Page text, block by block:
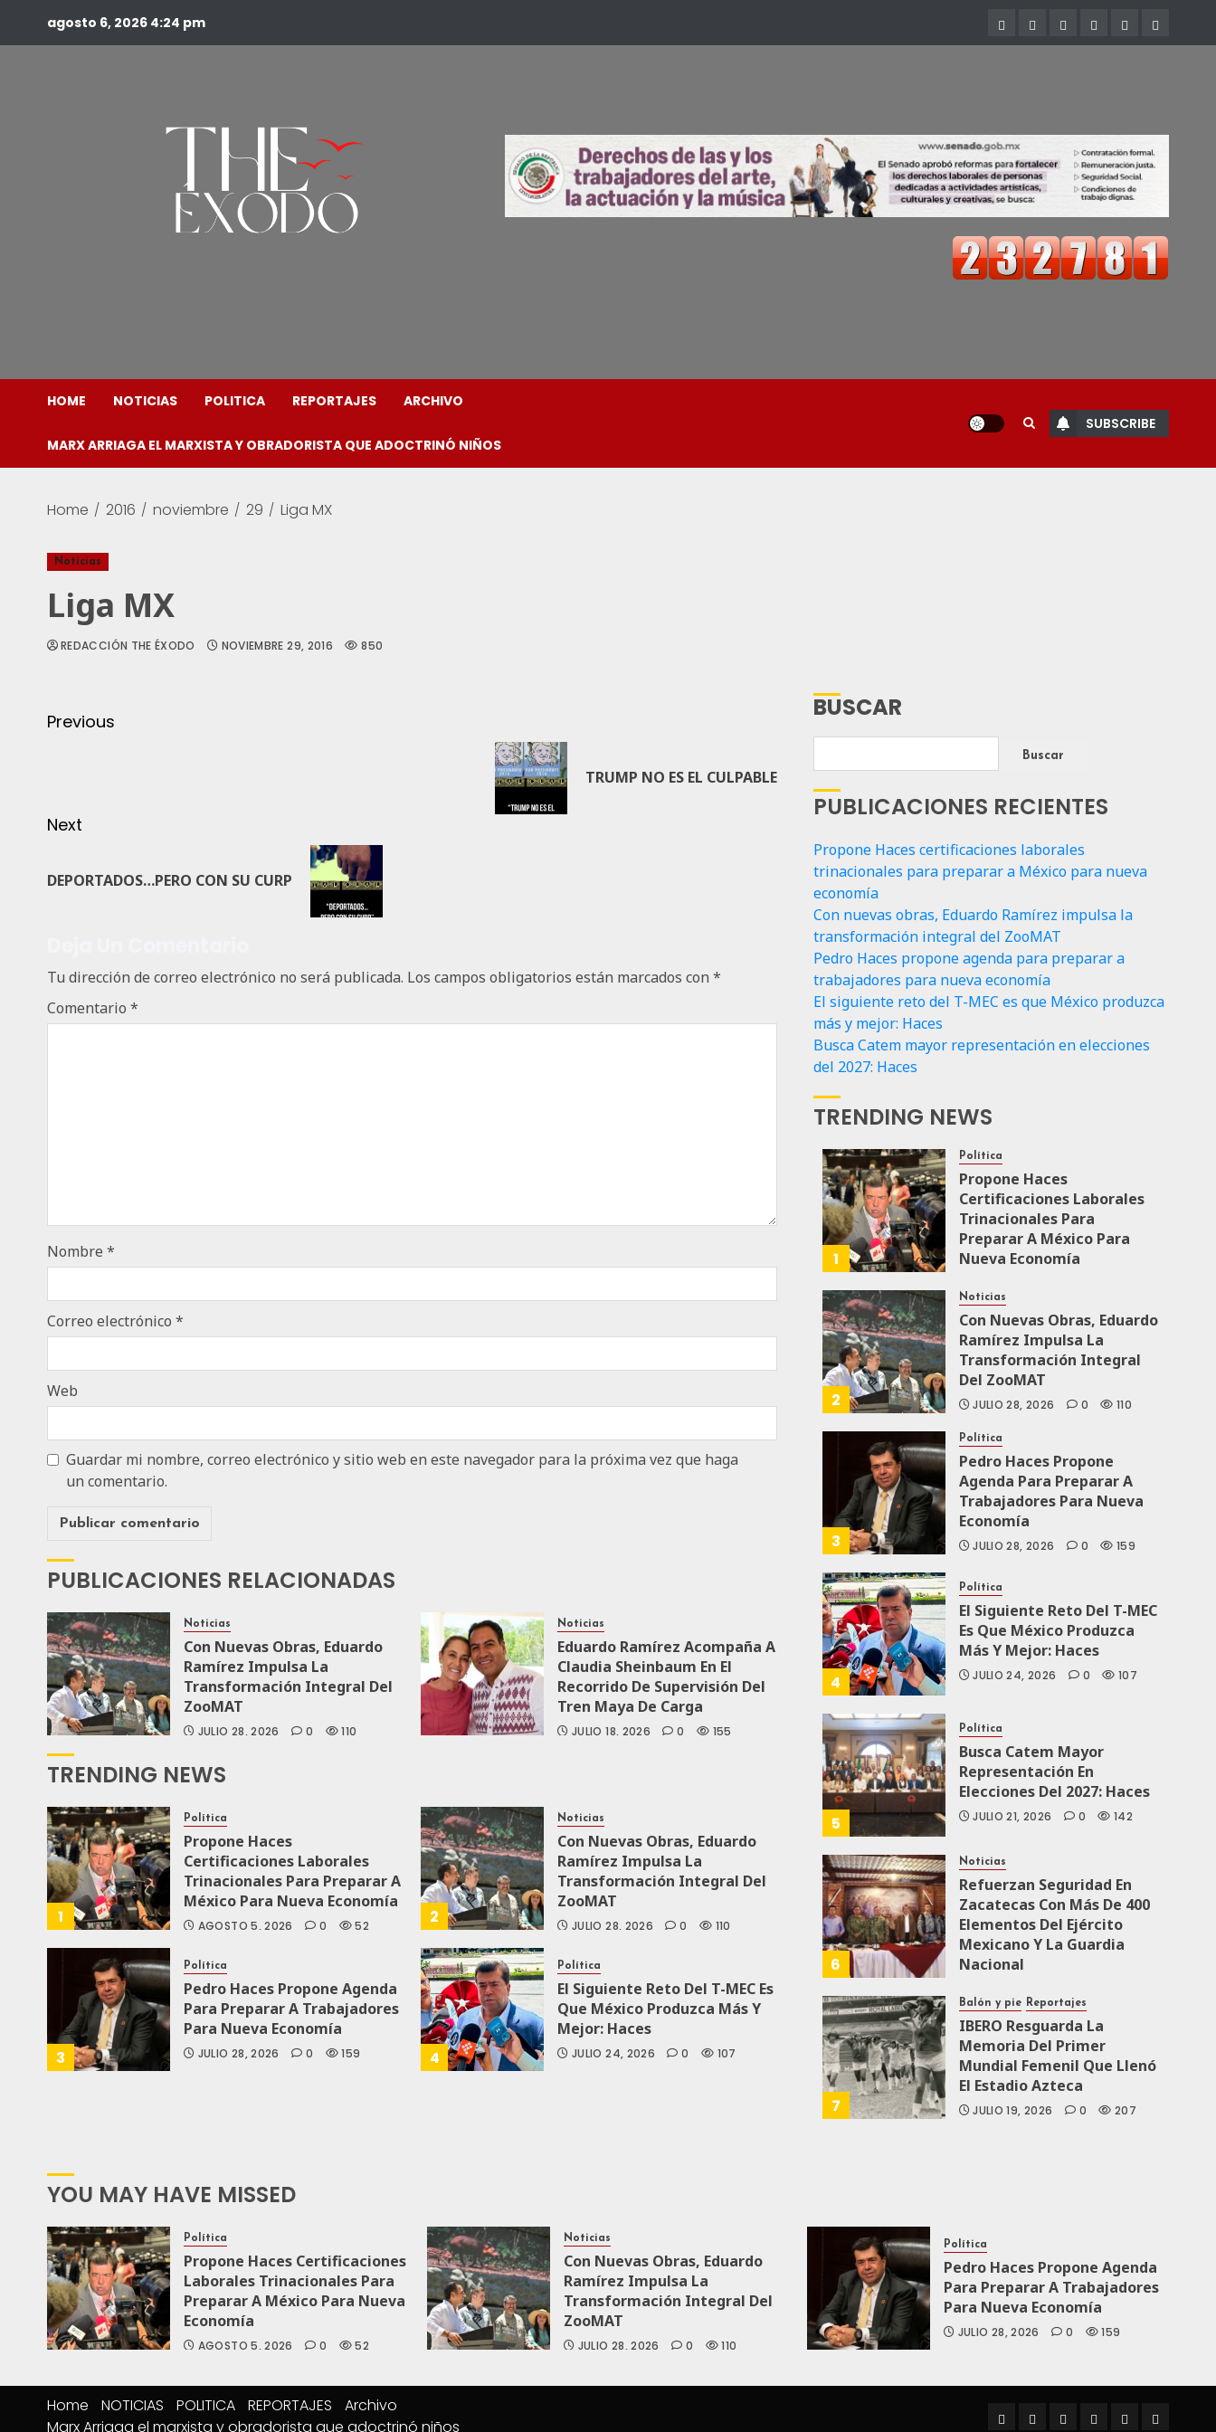
agosto 6, 2026 4:24 pm
HOME NOTICIAS POLITICA REPORTAJES ARCHIVO
MARX ARRIAGA EL MARXISTA Y OBRADORISTA QUE ADOCTRINÓ NIÑOS
SUBSCRIBE
Home 2016 noviembre 29 Liga MX
Noticias
Liga MX
REDACCIÓN THE ÉXODO NOVIEMBRE 29, 2016 850
Previous
TRUMP NO ES EL CULPABLE
Next
DEPORTADOS…PERO CON SU CURP
Tu dirección de correo electrónico no será publicada. Los campos obligatorios están marcados con *
Comentario *
Nombre *
Correo electrónico *
Web
Guardar mi nombre, correo electrónico y sitio web en este navegador para la próxima vez que haga
un comentario.
PUBLICACIONES RELACIONADAS
Noticias
Con Nuevas Obras, Eduardo
Ramírez Impulsa La
Transformación Integral Del
ZooMAT
JULIO 28, 2026 0 110
Noticias
Eduardo Ramírez Acompaña A
Claudia Sheinbaum En El
Recorrido De Supervisión Del
Tren Maya De Carga
JULIO 18, 2026 0 155
TRENDING NEWS
1
Política
Propone Haces
Certificaciones Laborales
Trinacionales Para Preparar A
México Para Nueva Economía
AGOSTO 5, 2026 0 52 2
Noticias
Con Nuevas Obras, Eduardo
Ramírez Impulsa La
Transformación Integral Del
ZooMAT
JULIO 28, 2026 0 110
3
Política
Pedro Haces Propone Agenda
Para Preparar A Trabajadores
Para Nueva Economía
JULIO 28, 2026 0 159 4
Política
El Siguiente Reto Del T-MEC Es
Que México Produzca Más Y
Mejor: Haces
JULIO 24, 2026 0 107
BUSCAR
Buscar
PUBLICACIONES RECIENTES
Propone Haces certificaciones laborales
trinacionales para preparar a México para nueva
economía
Con nuevas obras, Eduardo Ramírez impulsa la
transformación integral del ZooMAT
Pedro Haces propone agenda para preparar a
trabajadores para nueva economía
El siguiente reto del T-MEC es que México produzca
más y mejor: Haces
Busca Catem mayor representación en elecciones
del 2027: Haces
TRENDING NEWS
1
Política
Propone Haces
Certificaciones Laborales
Trinacionales Para
Preparar A México Para
Nueva Economía
2
Noticias
Con Nuevas Obras, Eduardo
Ramírez Impulsa La
Transformación Integral
Del ZooMAT
JULIO 28, 2026 0 110
3
Política
Pedro Haces Propone
Agenda Para Preparar A
Trabajadores Para Nueva
Economía
JULIO 28, 2026 0 159
4
Política
El Siguiente Reto Del T-MEC
Es Que México Produzca
Más Y Mejor: Haces
JULIO 24, 2026 0 107
5
Política
Busca Catem Mayor
Representación En
Elecciones Del 2027: Haces
JULIO 21, 2026 0 142
6
Noticias
Refuerzan Seguridad En
Zacatecas Con Más De 400
Elementos Del Ejército
Mexicano Y La Guardia
Nacional
7
Balón y pie Reportajes
IBERO Resguarda La
Memoria Del Primer
Mundial Femenil Que Llenó
El Estadio Azteca
JULIO 19, 2026 0 207
YOU MAY HAVE MISSED
Política
Propone Haces Certificaciones
Laborales Trinacionales Para
Preparar A México Para Nueva
Economía
AGOSTO 5, 2026 0 52
Noticias
Con Nuevas Obras, Eduardo
Ramírez Impulsa La
Transformación Integral Del
ZooMAT
JULIO 28, 2026 0 110
Política
Pedro Haces Propone Agenda
Para Preparar A Trabajadores
Para Nueva Economía
JULIO 28, 2026 0 159
Home NOTICIAS POLITICA REPORTAJES
Archivo
Marx Arriaga el marxista y obradorista que adoctrinó niños